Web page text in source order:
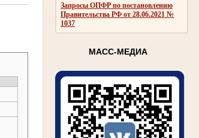
Запросы ОПФР по постановлению
Правительства РФ от 28.06.2021 №
1037
МАСС-МЕДИА